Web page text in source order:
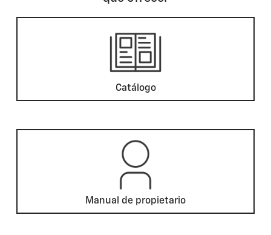
Catálogo
Manual de propietario